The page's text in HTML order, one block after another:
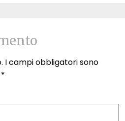
I campi obbligatori sono
*